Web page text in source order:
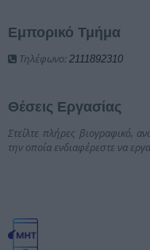
Εμπορικό Τμήμα
Τηλέφωνο: 2111892310
Θέσεις Εργασίας
Στείλτε πλήρες βιογραφικό,
την οποία ενδιαφέρεστε να